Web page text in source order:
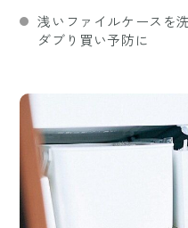
浅いファイルケースを
ダブり買い予防に